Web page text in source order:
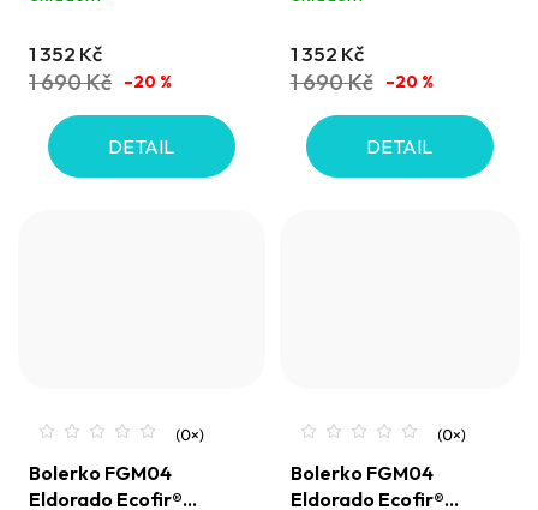
1 352 Kč
1 690 Kč –20 %
DETAIL
1 352 Kč
1 690 Kč –20 %
DETAIL
Bolerko FGM04
Eldorado Ecofir®
Bolerko FGM04
Eldorado Ecofir®